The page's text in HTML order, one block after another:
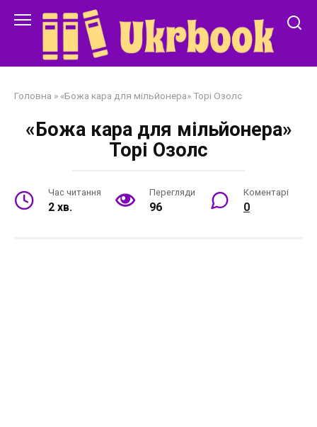
Головна » «Божа кара для мільйонера» Торі Озолс
«Божа кара для мільйонера»
Торі Озолс
Час читання
2 хв.
Перегляди
96
Коментарі
0